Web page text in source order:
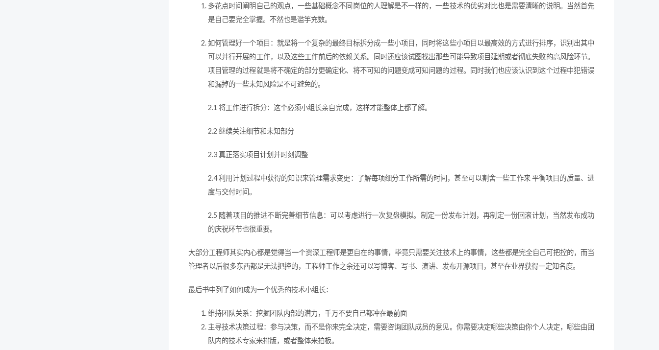
多花点时间阐明自己的观点，一些基础概念不同岗位的人理解是不一样的，一些技术的优劣对比也是需要清晰的说明。当然首先
是自己要完全掌握。不然也是滥竽充数。
如何管理好一个项目：就是将一个复杂的最终目标拆分成一些小项目，同时将这些小项目以最高效的方式进行排序，识别出其中
可以并行开展的工作，以及这些工作前后的依赖关系。同时还应该试图找出那些可能导致项目延期或者彻底失败的高风险环节。
项目管理的过程就是将不确定的部分更确定化、将不可知的问题变成可知问题的过程。同时我们也应该认识到这个过程中犯错误
和漏掉的一些未知风险是不可避免的。
2.1 将工作进行拆分：这个必须小组长亲自完成，这样才能整体上都了解。
2.2 继续关注细节和未知部分
2.3 真正落实项目计划并时刻调整
2.4 利用计划过程中获得的知识来管理需求变更：了解每项细分工作所需的时间，甚至可以割舍一些工作来 平衡项目的质量、进
度与交付时间。
2.5 随着项目的推进不断完善细节信息：可以考虑进行一次复盘模拟。制定一份发布计划，再制定一份回滚计划，当然发布成功
的庆祝环节也很重要。
大部分工程师其实内心都是觉得当一个资深工程师是更自在的事情，毕竟只需要关注技术上的事情，这些都是完全自己可把控的，而当
管理者以后很多东西都是无法把控的，工程师工作之余还可以写博客、写书、演讲、发布开源项目，甚至在业界获得一定知名度。
最后书中列了如何成为一个优秀的技术小组长：
维持团队关系：挖掘团队内部的潜力，千万不要自己都冲在最前面
主导技术决策过程：参与决策，而不是你来完全决定，需要咨询团队成员的意见。你需要决定哪些决策由你个人决定，哪些由团
队内的技术专家来排版，或者整体来拍板。